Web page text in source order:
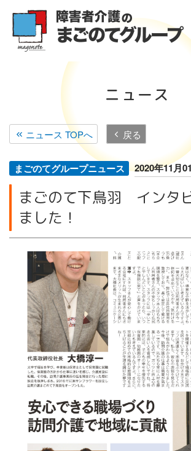
サービス別 一覧
地域別 一覧
会社別 一覧
会社案内
法人概要
個人情報保護方針
まごのてグループ沿革
プライバシーポリシー
介護サービス
訪問介護
訪問介護のサービス提供までの流れ
ニュース
ニュース TOPへ 戻る
まごのてグループニュース 2020年11月
まごのて下鳥羽 インタ
ました！